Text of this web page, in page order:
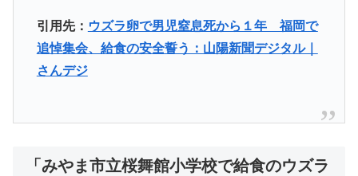
引用先： ウズラ卵で男児窒息死から１年 福岡で
追悼集会、給食の安全誓う：山陽新聞デジタル｜
さんデジ
「みやま市立桜舞館小学校で給食のウズラ